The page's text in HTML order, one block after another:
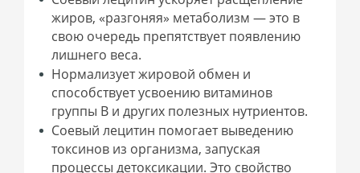
жиров, «разгоняя» метаболизм — это в
свою очередь препятствует появлению
лишнего веса.
Нормализует жировой обмен и
способствует усвоению витаминов
группы В и других полезных нутриентов.
Соевый лецитин помогает выведению
токсинов из организма, запуская
процессы детоксикации. Это свойство